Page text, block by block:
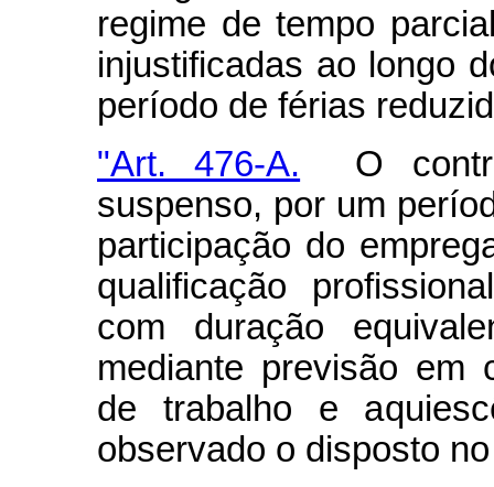
regime de tempo
injustificadas ao longo
período de férias
"Art. 476-A. O
suspenso, por um
participação do
qualificação
com duração
mediante previsão em
de trabalho e
observado o disposto